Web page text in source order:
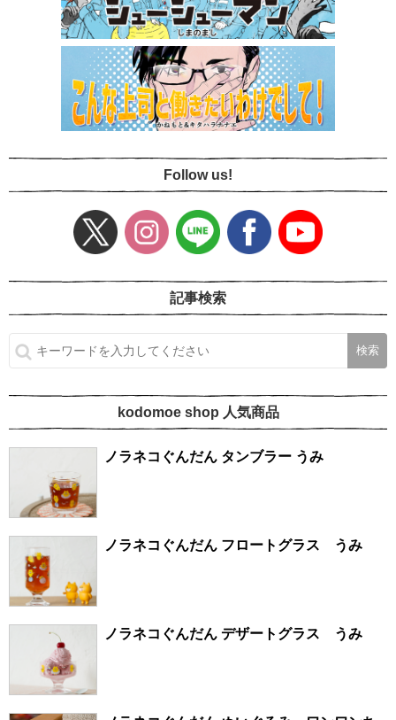
Follow us!
記事検索
kodomoe shop 人気商品
ノラネコぐんだん タンブラー うみ
ノラネコぐんだん フロートグラス うみ
ノラネコぐんだん デザートグラス うみ